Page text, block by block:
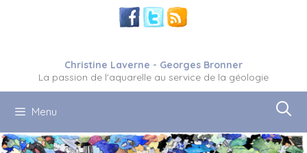
Christine Laverne - Georges Bronner
La passion de l'aquarelle au service de la géologie
Menu